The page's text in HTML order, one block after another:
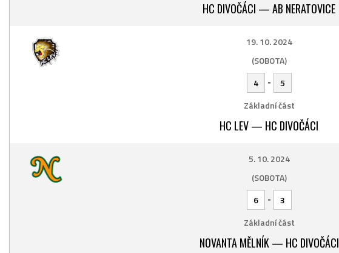
HC DIVOČÁCI — AB NERATOVICE
19. 10. 2024
(SOBOTA)
4
-
5
Základní část
HC LEV — HC DIVOČÁCI
5. 10. 2024
(SOBOTA)
6
-
3
Základní část
NOVANTA MĚLNÍK — HC DIVOČÁCI